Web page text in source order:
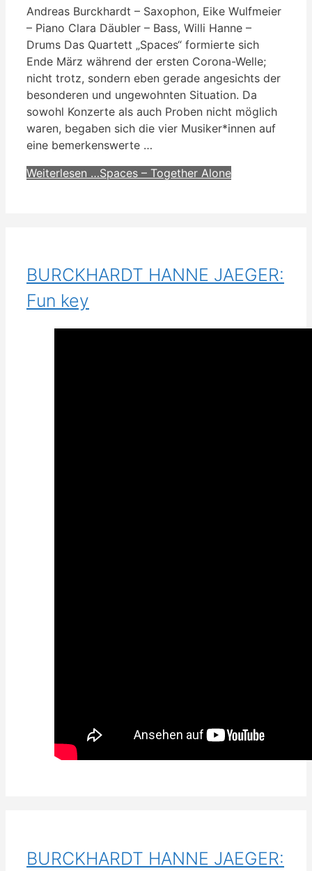
Andreas Burckhardt – Saxophon, Eike Wulfmeier
– Piano Clara Däubler – Bass, Willi Hanne –
Drums Das Quartett „Spaces“ formierte sich
Ende März während der ersten Corona-Welle;
nicht trotz, sondern eben gerade angesichts der
besonderen und ungewohnten Situation. Da
sowohl Konzerte als auch Proben nicht möglich
waren, begaben sich die vier Musiker*innen auf
eine bemerkenswerte …
Weiterlesen …Spaces – Together Alone
BURCKHARDT HANNE JAEGER:
Fun key
BURCKHARDT HANNE JAEGER: